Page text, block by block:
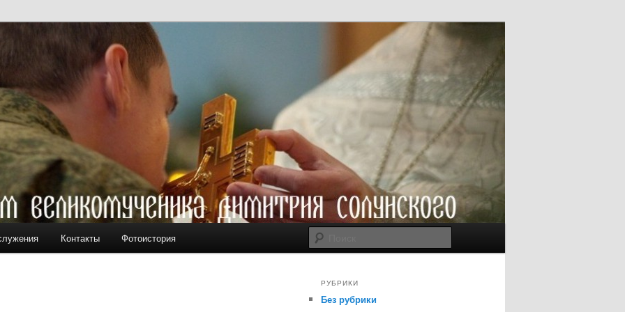
вмч. Димитрия Солунского
Контакты Фотоистория
РУБРИКИ
Без рубрики